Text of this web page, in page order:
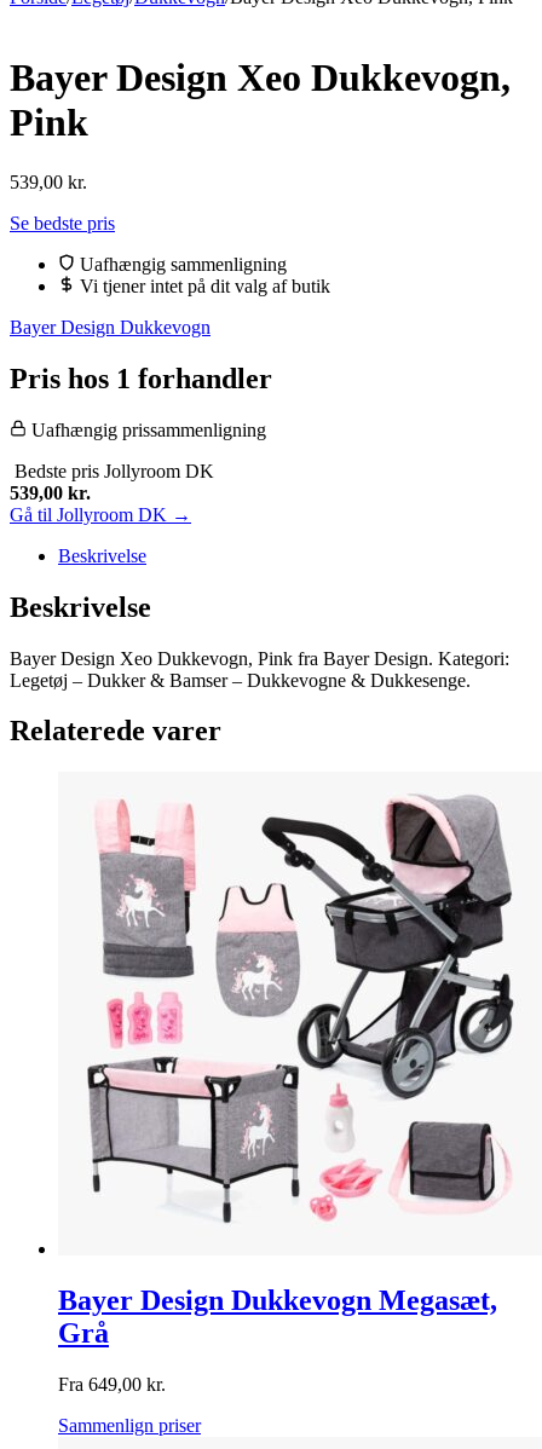
Bayer Design Xeo Dukkevogn,
Pink
539,00 kr.
Se bedste pris
Uafhængig sammenligning
Vi tjener intet på dit valg af butik
Bayer Design Dukkevogn
Pris hos 1 forhandler
Uafhængig prissammenligning
Bedste pris Jollyroom DK
539,00 kr.
Gå til Jollyroom DK →
Beskrivelse
Beskrivelse
Bayer Design Xeo Dukkevogn, Pink fra Bayer Design. Kategori:
Legetøj – Dukker & Bamser – Dukkevogne & Dukkesenge.
Relaterede varer
Bayer Design Dukkevogn Megasæt,
Grå
Fra 649,00 kr.
Sammenlign priser